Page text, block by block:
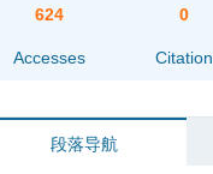
624
Accesses
0
Citation
段落导航